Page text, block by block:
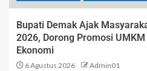
Bupati Demak Ajak
2026, Dorong Promosi
Ekonomi
6 Agustus 2026 Admin01